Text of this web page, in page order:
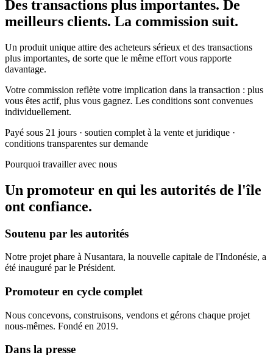
Des transactions plus importantes. De
meilleurs clients. La commission suit.
Un produit unique attire des acheteurs sérieux et des transactions
plus importantes, de sorte que le même effort vous rapporte
davantage.
Votre commission reflète votre implication dans la transaction : plus
vous êtes actif, plus vous gagnez. Les conditions sont convenues
individuellement.
Payé sous 21 jours · soutien complet à la vente et juridique ·
conditions transparentes sur demande
Pourquoi travailler avec nous
Un promoteur en qui les autorités de l'île
ont confiance.
Soutenu par les autorités
Notre projet phare à Nusantara, la nouvelle capitale de l'Indonésie, a
été inauguré par le Président.
Promoteur en cycle complet
Nous concevons, construisons, vendons et gérons chaque projet
nous-mêmes. Fondé en 2019.
Dans la presse